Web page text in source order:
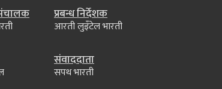
प्रबन्ध निर्देशक
आरती लुइँटेल भारती
संवाददाता
सपथ भारती